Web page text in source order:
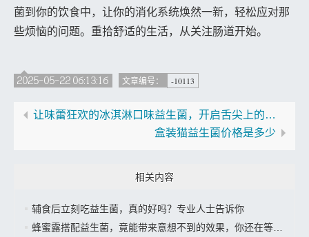
菌到你的饮食中，让你的消化系统焕然一新，轻松应对那
些烦恼的问题。重拾舒适的生活，从关注肠道开始。
2025-05-22 06:13:16 文章编号： -10113
让味蕾狂欢的冰淇淋口味益生菌，开启舌尖上的美味之旅”
盒装猫益生菌价格是多少
相关内容
辅食后立刻吃益生菌，真的好吗？专业人士告诉你
蜂蜜露搭配益生菌，竟能带来意想不到的效果，你还在等什么？